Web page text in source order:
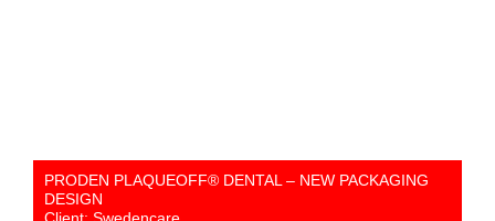
PRODEN PLAQUEOFF® DENTAL – NEW PACKAGING
DESIGN